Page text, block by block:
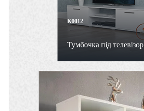
K0012
Тумбочка під телевізор